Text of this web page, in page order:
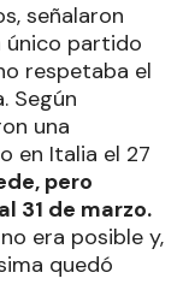
señalaron
único partido
respetaba el
Según
una
en Italia el 27
pero
31 de marzo.
era posible y,
quedó